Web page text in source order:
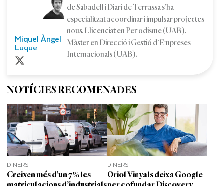
Miquel Àngel
Luque
de Sabadell i Diari de Terrassa s'ha
especialitzat a coordinar i impulsar projectes
nous. Llicenciat en Periodisme (UAB).
Màster en Direcció i Gestió d'Empreses
Internacionals (UAB).
NOTÍCIES RECOMENADES
DINERS
Creixen més d’un 7% les
matriculacions d’industrials
DINERS
Oriol Vinyals deixa Google
per cofundar Discovery